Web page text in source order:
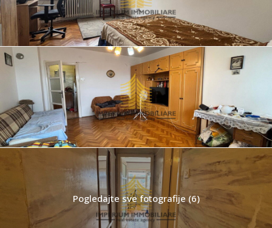
Pogledajte sve fotografije (6)